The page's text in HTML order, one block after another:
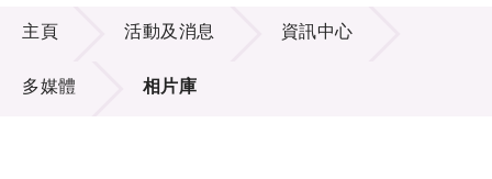
技術商品化
項目及資助計劃
活動及消息
活動及消息
主頁 活動及消息 資訊中心
多媒體 相片庫